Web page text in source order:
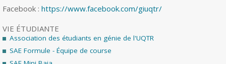
Facebook : https://www.facebook.com/giuqtr/
VIE ÉTUDIANTE
Association des étudiants en génie de l'UQTR
SAE Formule - Équipe de course